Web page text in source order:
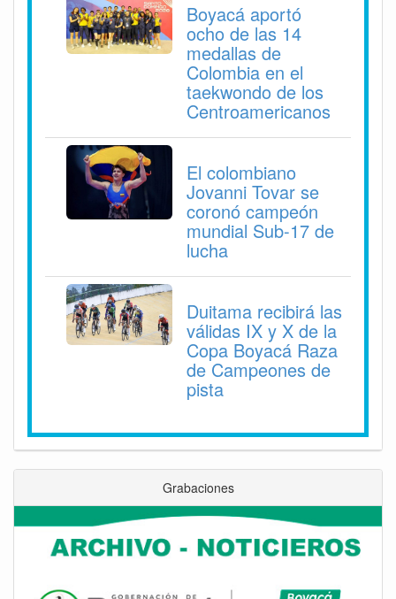
Boyacá aportó
ocho de las 14
medallas de
Colombia en el
taekwondo de los
Centroamericanos
El colombiano
Jovanni Tovar se
coronó campeón
mundial Sub-17 de
lucha
Duitama recibirá las
válidas IX y X de la
Copa Boyacá Raza
de Campeones de
pista
Grabaciones